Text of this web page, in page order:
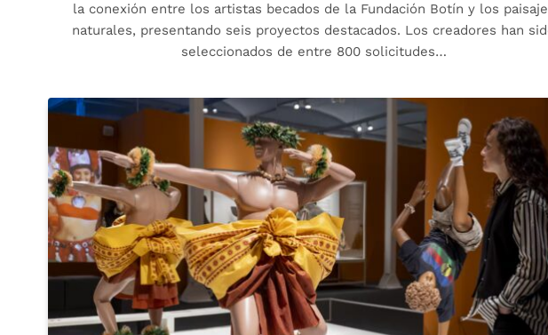
la conexión entre los artistas becados de la Fundación Botín y los
naturales, presentando seis proyectos destacados. Los creadores han
seleccionados de entre 800 solicitudes…